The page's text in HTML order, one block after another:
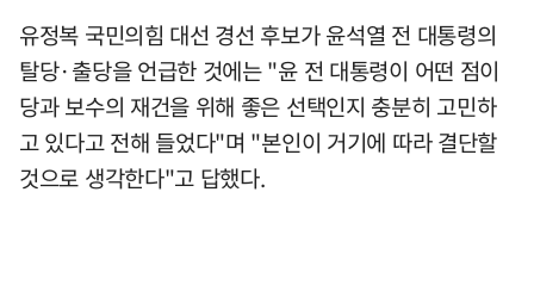
유정복 국민의힘 대선 경선 후보가 윤석열 전 대통령의
탈당·출당을 언급한 것에는 "윤 전 대통령이 어떤 점이
당과 보수의 재건을 위해 좋은 선택인지 충분히 고민하
고 있다고 전해 들었다"며 "본인이 거기에 따라 결단할
것으로 생각한다"고 답했다.